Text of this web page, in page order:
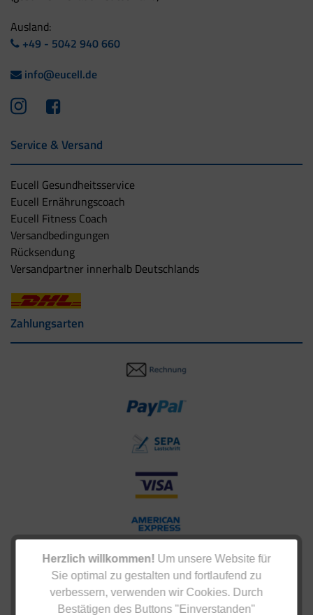
Herzlich willkommen! Um unsere Website für
Sie optimal zu gestalten und fortlaufend zu
verbessern, verwenden wir Cookies. Durch
Bestätigen des Buttons "Einverstanden"
Ausland:
+49 - 5042 940 660
info@eucell.de
Service & Versand
Eucell Gesundheitsservice
Eucell Ernährungscoach
Eucell Fitness Coach
Versandbedingungen
Rücksendung
Versandpartner innerhalb Deutschlands
Zahlungsarten